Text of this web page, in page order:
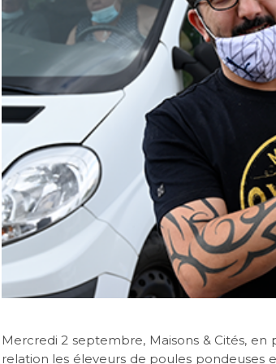
Mercredi 2 septembre, Maisons & Cités,
relation les éleveurs de poules pondeuses